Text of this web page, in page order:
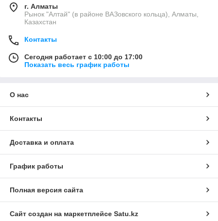
г. Алматы
Рынок "Алтай" (в районе ВАЗовского кольца), Алматы,
Казахстан
Контакты
Сегодня работает с 10:00 до 17:00
Показать весь график работы
О нас
Контакты
Доставка и оплата
График работы
Полная версия сайта
Сайт создан на маркетплейсе Satu.kz